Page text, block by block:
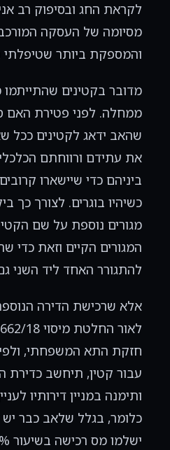
לקראת החג ובסיפוק רב
מסיומה של העסקה
והמספקת ביותר
מדובר בקטינים
ממחלה. לפני פטירת האם
שהאב ידאג לקטינים ככל
את עתידם ורווחתם
ביניהם כדי שיישארו
כשיהיו בוגרים. לצורך כך
מגורים נוספת על שם
המגורים הקיים וזאת כדי
להתגורר האחד ליד השני
אלא שרכישת הדירה
חזקת התא המשפחתי,
עבור קטין, תיחשב
ותימנה במניין דירותיו
כלומר, בגלל שלאב כבר יש